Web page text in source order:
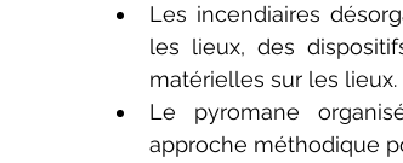
Les incendiaires
les lieux, des
matérielles sur les lieux.
Le pyromane
approche méthodique